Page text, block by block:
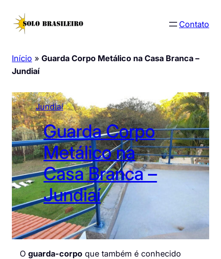
para
Contato
Início » Guarda Corpo Metálico na Casa Branca –
Jundiaí
Jundiaí
Guarda Corpo
Metálico na
Casa Branca –
Jundiaí
O guarda-corpo que também é conhecido